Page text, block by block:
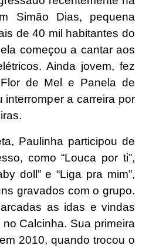
Simão Dias, pequena
de 40 mil habitantes do
começou a cantar aos
Ainda jovem, fez
de Mel e Panela de
interromper a carreira por
Paulinha participou de
como “Louca por ti”,
doll” e “Liga pra mim”,
gravados com o grupo.
as idas e vindas
Calcinha. Sua primeira
2010, quando trocou o